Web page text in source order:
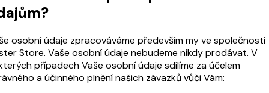
osobní údaje zpracováváme především my ve společnosti
Store. Vaše osobní údaje nebudeme nikdy prodávat. V
případech Vaše osobní údaje sdílíme za účelem
a účinného plnění našich závazků vůči Vám: